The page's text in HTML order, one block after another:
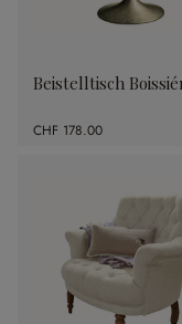
Beistelltisch
CHF 178.00